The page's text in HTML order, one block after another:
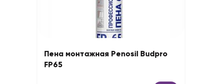
Пена монтажная Penosil Budpro
FP65